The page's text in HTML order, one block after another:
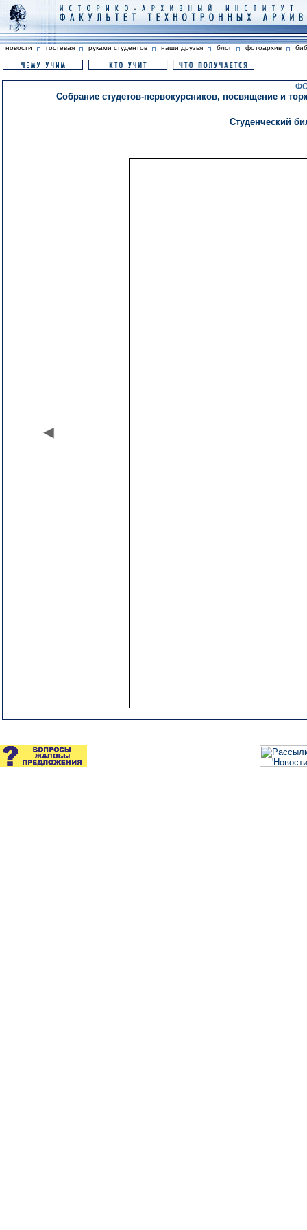
новости гостевая руками студентов наши друзья блог фотоархив
Собрание студетов-первокурсников, посвящение и
Студенческий